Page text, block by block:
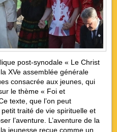
post-synodale « Le Christ
XVe assemblée générale
consacrée aux jeunes, qui
le thème « Foi et
texte, que l’on peut
traité de vie spirituelle et
l’aventure. L’aventure de la
jeunesse reçue comme un